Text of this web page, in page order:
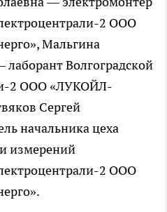
2 ООО
Мальгина
Волгоградской
2 ООО «ЛУКОЙЛ-
Сергей
начальника цеха
измерений
2 ООО